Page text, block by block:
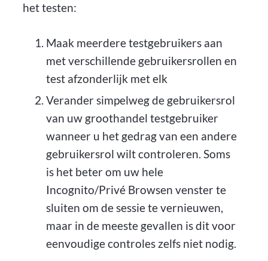
het testen:
Maak meerdere testgebruikers aan
met verschillende gebruikersrollen en
test afzonderlijk met elk
Verander simpelweg de gebruikersrol
van uw groothandel testgebruiker
wanneer u het gedrag van een andere
gebruikersrol wilt controleren. Soms
is het beter om uw hele
Incognito/Privé Browsen venster te
sluiten om de sessie te vernieuwen,
maar in de meeste gevallen is dit voor
eenvoudige controles zelfs niet nodig.